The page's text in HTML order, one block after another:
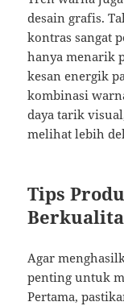
desain grafis.
kontras sangat
hanya menarik
kesan energik
kombinasi
daya tarik
melihat lebih
Tips
Agar
penting untuk
Pertama,